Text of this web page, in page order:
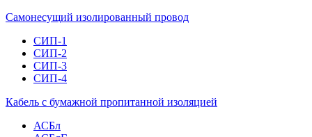
Самонесущий изолированный провод
СИП-1
СИП-2
СИП-3
СИП-4
Кабель с бумажной пропитанной изоляцией
АСБл